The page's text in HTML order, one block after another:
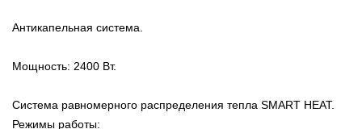
Антикапельная система.
Мощность: 2400 Вт.
Система равномерного распределения тепла SMART HEAT.
Режимы работы: